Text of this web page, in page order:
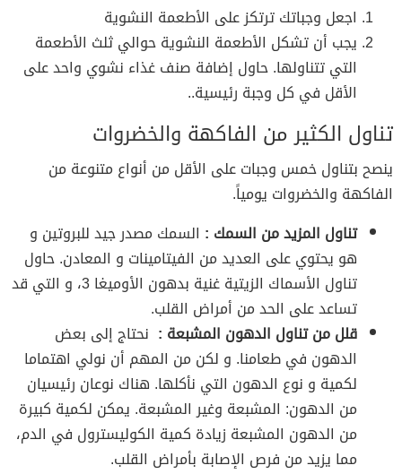
اجعل وجباتك ترتكز على الأطعمة النشوية
يجب أن تشكل الأطعمة النشوية حوالي ثلث الأطعمة
التي تتناولها. حاول إضافة صنف غذاء نشوي واحد على
الأقل في كل وجبة رئيسية..
تناول الكثير من الفاكهة والخضروات
ينصح بتناول خمس وجبات على الأقل من أنواع متنوعة من
الفاكهة والخضروات يومياً.
تناول المزيد من السمك : السمك مصدر جيد للبروتين و
هو يحتوي على العديد من الفيتامينات و المعادن. حاول
تناول الأسماك الزيتية غنية بدهون الأوميغا 3، و التي قد
تساعد على الحد من أمراض القلب.
قلل من تناول الدهون المشبعة : نحتاج إلى بعض
الدهون في طعامنا. و لكن من المهم أن نولي اهتماما
لكمية و نوع الدهون التي نأكلها. هناك نوعان رئيسيان
من الدهون: المشبعة وغير المشبعة. يمكن لكمية كبيرة
من الدهون المشبعة زيادة كمية الكوليسترول في الدم،
مما يزيد من فرص الإصابة بأمراض القلب.